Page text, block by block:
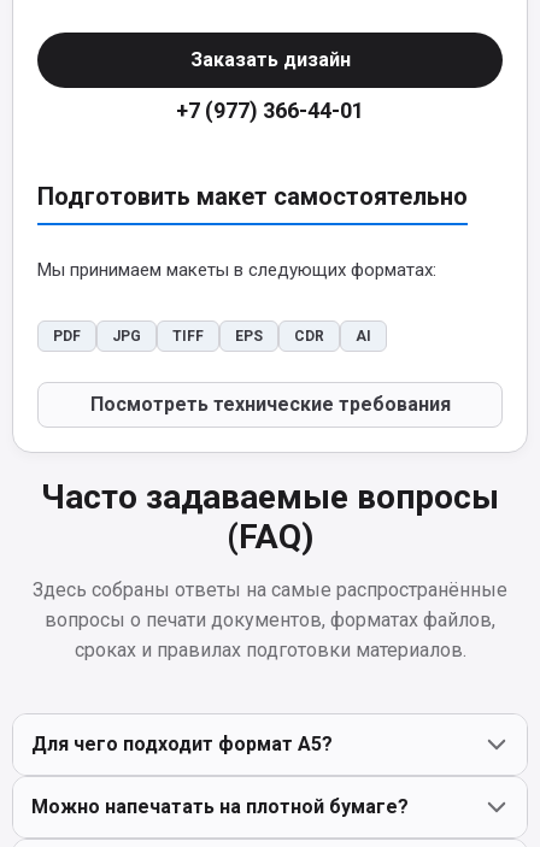
Заказать дизайн
+7 (977) 366-44-01
Подготовить макет самостоятельно
Мы принимаем макеты в следующих форматах:
PDF JPG TIFF EPS CDR AI
Посмотреть технические требования
Часто задаваемые вопросы
(FAQ)
Здесь собраны ответы на самые распространённые
вопросы о печати документов, форматах файлов,
сроках и правилах подготовки материалов.
Для чего подходит формат А5?
Это идеальный формат для раздаточных материалов,
Можно напечатать на плотной бумаге?